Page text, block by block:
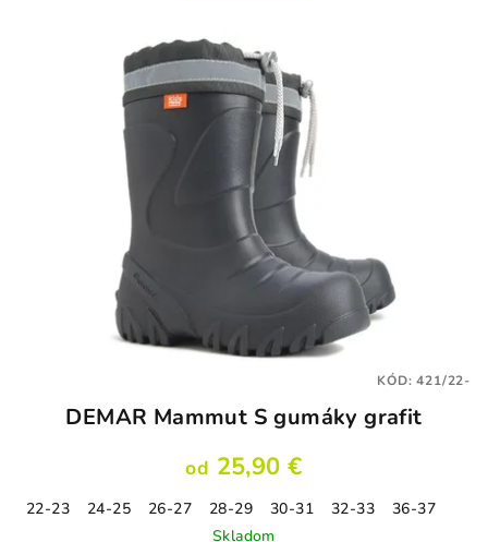
DEMAR Mammut S gumáky grafit
od 25,90 €
22-23 24-25 26-27 28-29 30-31 32-33
36-37
Skladom
KÓD:421/22-